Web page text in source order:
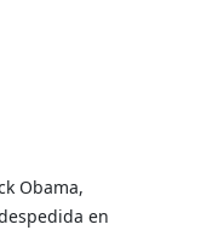
Obama,
en